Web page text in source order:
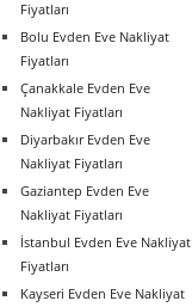
Fiyatları
Bolu Evden Eve Nakliyat
Fiyatları
Çanakkale Evden Eve
Nakliyat Fiyatları
Diyarbakır Evden Eve
Nakliyat Fiyatları
Gaziantep Evden Eve
Nakliyat Fiyatları
İstanbul Evden Eve Nakliyat
Fiyatları
Kayseri Evden Eve Nakliyat